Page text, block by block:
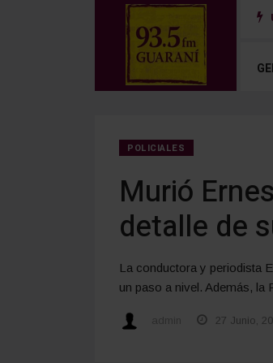
sistema de prevención del riesgo hidrológico en la
POLICIALES
Murió
detalle de
La conductora y periodista
un paso a nivel. Además, la
27 Junio,